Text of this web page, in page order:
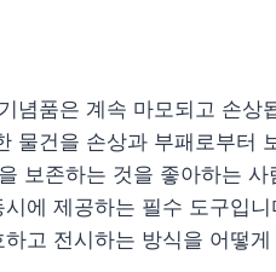
념품은 계속 마모되고 손상
물건을 손상과 부패로부터
보존하는 것을 좋아하는
에 제공하는 필수 도구입
고 전시하는 방식을 어떻